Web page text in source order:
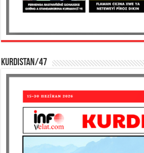
KURDISTAN/47